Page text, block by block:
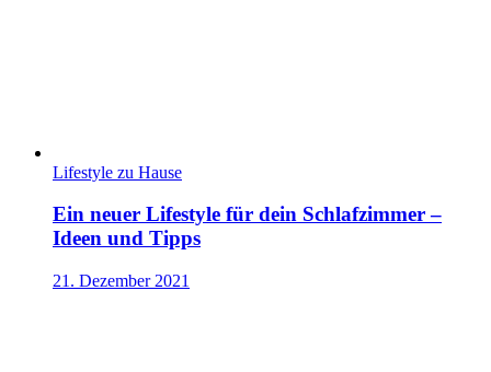
Lifestyle zu Hause
Ein neuer Lifestyle für dein Schlafzimmer –
Ideen und Tipps
21. Dezember 2021